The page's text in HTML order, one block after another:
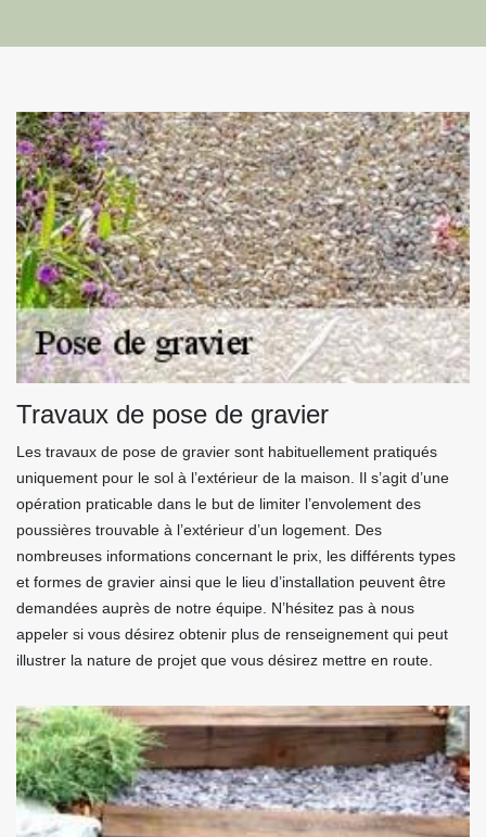
Travaux de pose de gravier
Les travaux de pose de gravier sont habituellement pratiqués
uniquement pour le sol à l’extérieur de la maison. Il s’agit d’une
opération praticable dans le but de limiter l’envolement des
poussières trouvable à l’extérieur d’un logement. Des
nombreuses informations concernant le prix, les différents types
et formes de gravier ainsi que le lieu d’installation peuvent être
demandées auprès de notre équipe. N’hésitez pas à nous
appeler si vous désirez obtenir plus de renseignement qui peut
illustrer la nature de projet que vous désirez mettre en route.